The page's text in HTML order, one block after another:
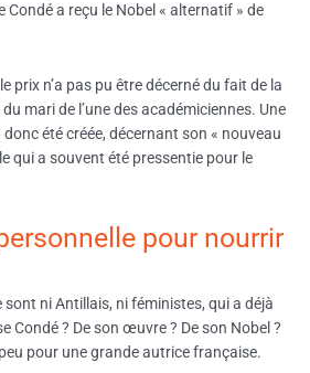
Condé a reçu le Nobel « alternatif » de
prix n’a pas pu être décerné du fait de la
mari de l’une des académiciennes. Une
donc été créée, décernant son « nouveau
qui a souvent été pressentie pour le
pour nourrir
sont ni Antillais, ni féministes, qui a déjà
Condé ? De son œuvre ? De son Nobel ?
pour une grande autrice française.